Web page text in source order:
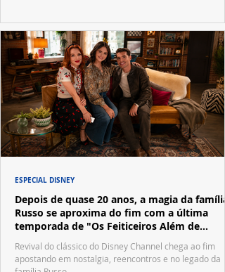
Depois de quase 20 anos, a magia da família
Russo se aproxima do fim com a última
temporada de "Os Feiticeiros Além de
Waverly Place"
Revival do clássico do Disney Channel chega ao fim
apostando em nostalgia, reencontros e no legado da
ESPECIAL DISNEY